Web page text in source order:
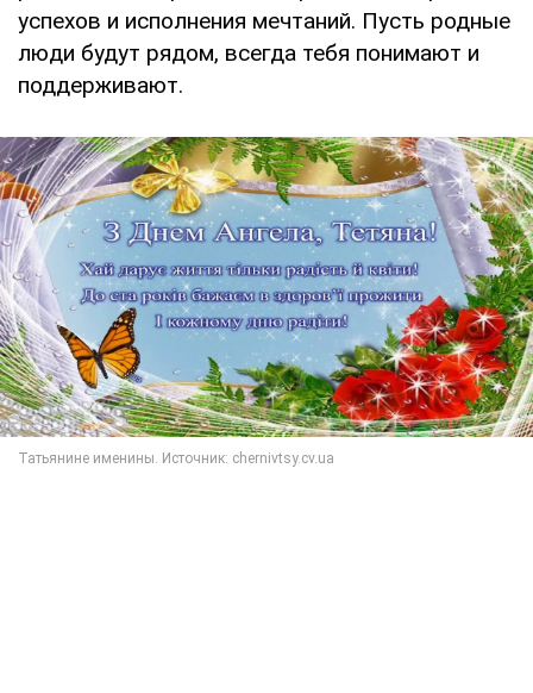
успехов и исполнения мечтаний. Пусть родные
люди будут рядом, всегда тебя понимают и
поддерживают.